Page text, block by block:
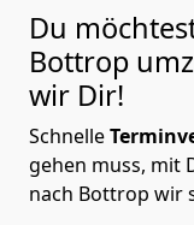
Du
Bottrop
wir Dir!
Schnelle
gehen muss, mit
nach Bottrop wir